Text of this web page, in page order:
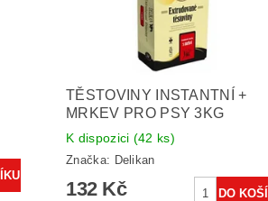
TĚSTOVINY INSTANTNÍ +
MRKEV PRO PSY 3KG
K dispozici (42 ks)
Značka: Delikan
132 Kč